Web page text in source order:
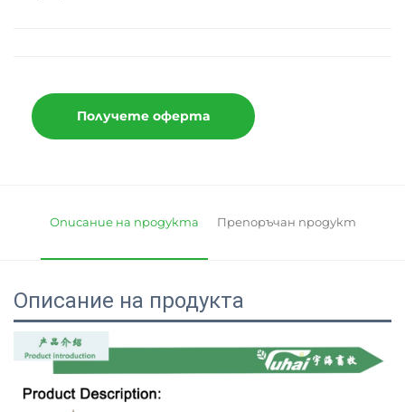
Получете оферта
Описание на продукта Препоръчан продукт
Описание на продукта